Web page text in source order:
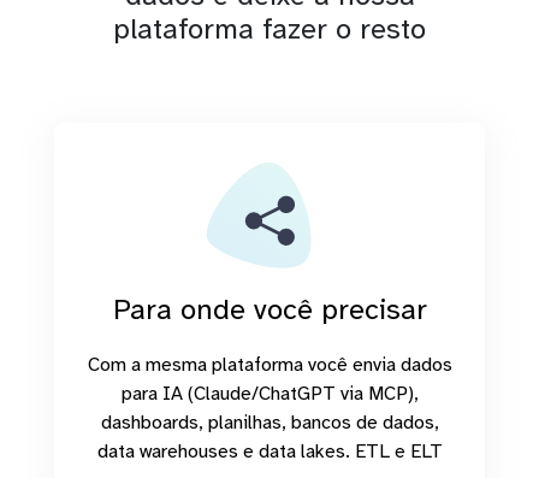
plataforma fazer o resto
Para onde você precisar
Com a mesma plataforma você envia dados
para IA (Claude/ChatGPT via MCP),
dashboards, planilhas, bancos de dados,
data warehouses e data lakes. ETL e ELT